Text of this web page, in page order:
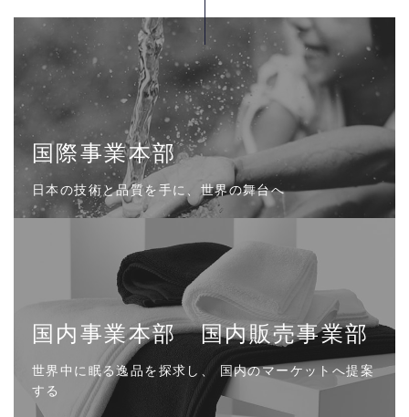
国際事業本部
日本の技術と品質を手に、世界の舞台へ
国内事業本部 国内販売事業部
世界中に眠る逸品を探求し、
国内のマーケットへ提案
する